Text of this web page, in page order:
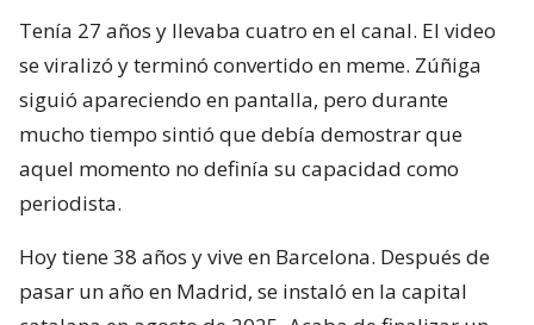
Tenía 27 años y llevaba cuatro en el canal. El video
se viralizó y terminó convertido en meme. Zúñiga
siguió apareciendo en pantalla, pero durante
mucho tiempo sintió que debía demostrar que
aquel momento no definía su capacidad como
periodista.
Hoy tiene 38 años y vive en Barcelona. Después de
pasar un año en Madrid, se instaló en la capital